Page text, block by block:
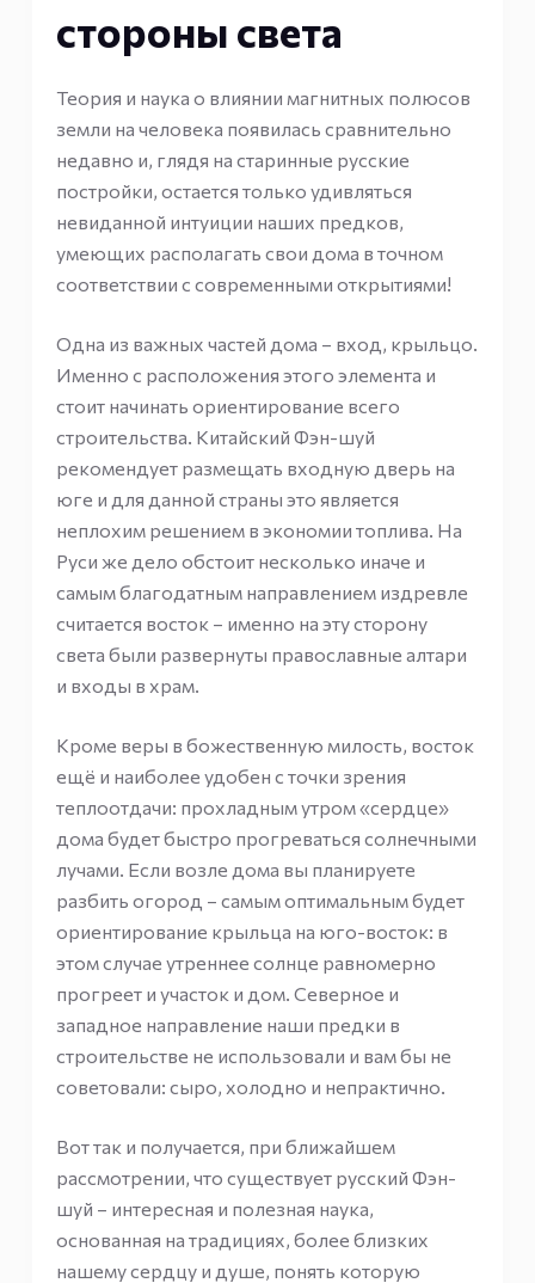
стороны света
Теория и наука о влиянии магнитных полюсов
земли на человека появилась сравнительно
недавно и, глядя на старинные русские
постройки, остается только удивляться
невиданной интуиции наших предков,
умеющих располагать свои дома в точном
соответствии с современными открытиями!
Одна из важных частей дома – вход, крыльцо.
Именно с расположения этого элемента и
стоит начинать ориентирование всего
строительства. Китайский Фэн-шуй
рекомендует размещать входную дверь на
юге и для данной страны это является
неплохим решением в экономии топлива. На
Руси же дело обстоит несколько иначе и
самым благодатным направлением издревле
считается восток – именно на эту сторону
света были развернуты православные алтари
и входы в храм.
Кроме веры в божественную милость, восток
ещё и наиболее удобен с точки зрения
теплоотдачи: прохладным утром «сердце»
дома будет быстро прогреваться солнечными
лучами. Если возле дома вы планируете
разбить огород – самым оптимальным будет
ориентирование крыльца на юго-восток: в
этом случае утреннее солнце равномерно
прогреет и участок и дом. Северное и
западное направление наши предки в
строительстве не использовали и вам бы не
советовали: сыро, холодно и непрактично.
Вот так и получается, при ближайшем
рассмотрении, что существует русский Фэн-
шуй – интересная и полезная наука,
основанная на традициях, более близких
нашему сердцу и душе, понять которую